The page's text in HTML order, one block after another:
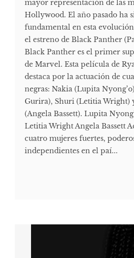
mayor representación de las
Hollywood. El año pasado ha
fundamental en esta
el estreno de Black Panther
Black Panther es el primer
de Marvel. Esta película de
destaca por la actuación de
negras: Nakia (Lupita
Gurira), Shuri (Letitia Wright)
(Angela Bassett). Lupita
Letitia Wright Angela Bassett
cuatro mujeres fuertes,
independientes en el paí...